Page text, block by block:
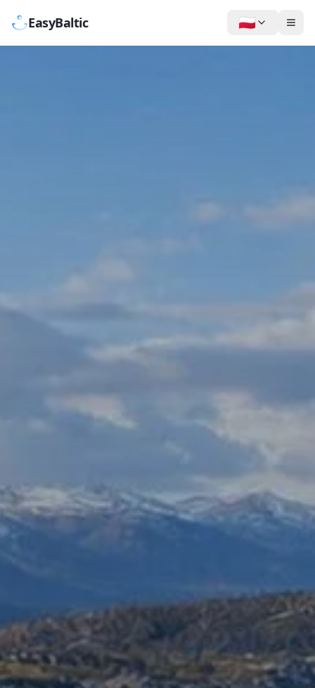
EasyBaltic 🇵🇱